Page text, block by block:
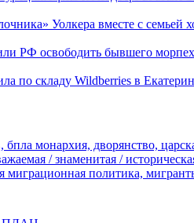
Уолкера вместе с семьей
РФ освободить бывшего
по складу Wildberries в
бпла монархия, дворянство,
/ знаменитая /
миграционная политика,